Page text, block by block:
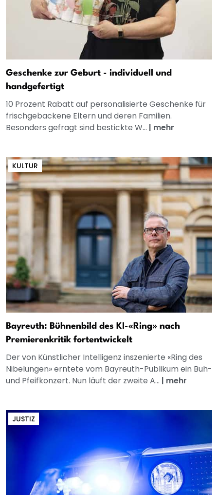
Geschenke zur Geburt - individuell und
handgefertigt
10 Prozent Rabatt auf personalisierte Geschenke für
frischgebackene Eltern und deren Familien.
Besonders gefragt sind bestickte W... | mehr
KULTUR
Bayreuth: Bühnenbild des KI-«Ring» nach
Premierenkritik fortentwickelt
Der von Künstlicher Intelligenz inszenierte «Ring des
Nibelungen» erntete vom Bayreuth-Publikum ein Buh-
und Pfeifkonzert. Nun läuft der zweite A... | mehr
JUSTIZ